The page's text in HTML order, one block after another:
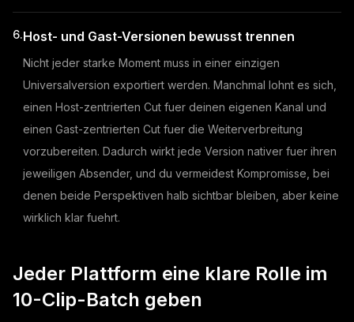
6.Host- und Gast-Versionen bewusst trennen
Nicht jeder starke Moment muss in einer einzigen
Universalversion exportiert werden. Manchmal lohnt es sich,
einen Host-zentrierten Cut fuer deinen eigenen Kanal und
einen Gast-zentrierten Cut fuer die Weiterverbreitung
vorzubereiten. Dadurch wirkt jede Version nativer fuer ihren
jeweiligen Absender, und du vermeidest Kompromisse, bei
denen beide Perspektiven halb sichtbar bleiben, aber keine
wirklich klar fuehrt.
Jeder Plattform eine klare Rolle im
10-Clip-Batch geben